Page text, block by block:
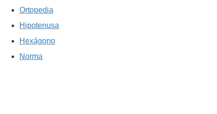
Ortopedia
Hipotenusa
Hexágono
Norma